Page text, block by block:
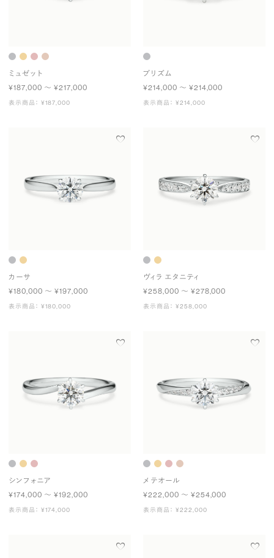
ミュゼット
¥187,000 〜 ¥217,000
表示商品： ¥187,000
プリズム
¥214,000 〜 ¥214,000
表示商品： ¥214,000
カーサ
¥180,000 〜 ¥197,000
表示商品： ¥180,000
ヴィラ エタニティ
¥258,000 〜 ¥278,000
表示商品： ¥258,000
シンフォニア
¥174,000 〜 ¥192,000
表示商品： ¥174,000
メテオール
¥222,000 〜 ¥254,000
表示商品： ¥222,000